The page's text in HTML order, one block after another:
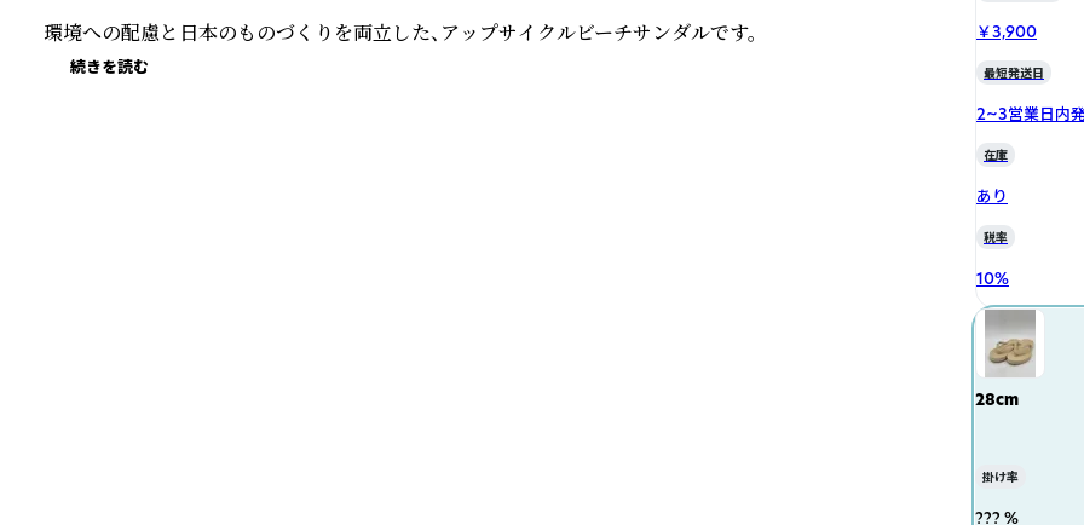
環境への配慮と日本のものづくりを両立した、アップサイクルビーチサンダルです。
続きを読む
￥3,900
最短発送日
2~3営業日内
在庫
あり
税率
10%
28cm
掛け率
??? %